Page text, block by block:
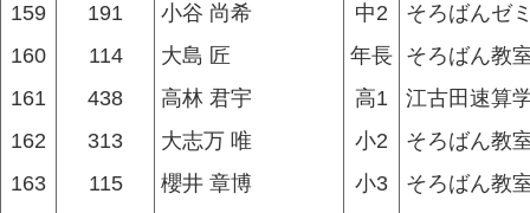
159
191 小谷 尚希 中2
そろばんゼ
160
114 大島 匠 年長 そろばん教
161
438 高林 君宇 高1
江古田速算
162
313 大志万 唯 小2
そろばん教
163
115 櫻井 章博 小3
そろばん教